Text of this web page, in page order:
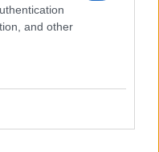
and other
Alfa: Olbia ombelico del
la vicesindaco:
per visita privata̶…